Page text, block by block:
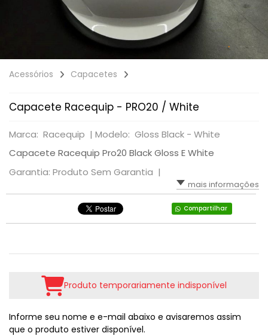
Acessórios Capacetes
Capacete Racequip - PRO20 / White
Marca: Racequip | Modelo: Gloss Black - White
Capacete Racequip Pro20 Black Gloss E White
Garantia: Produto Sem Garantia |
mais informações
Compartilhar
Produto temporariamente indisponível
Informe seu nome e e-mail abaixo e avisaremos assim
que o produto estiver disponível.